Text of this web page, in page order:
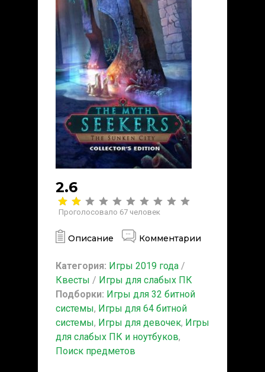
2.6
Проголосовало 67 человек
Описание Комментарии
Категория: Игры 2019 года /
Квесты / Игры для слабых ПК
Подборки: Игры для 32 битной
системы, Игры для 64 битной
системы, Игры для девочек, Игры
для слабых ПК и ноутбуков,
Поиск предметов